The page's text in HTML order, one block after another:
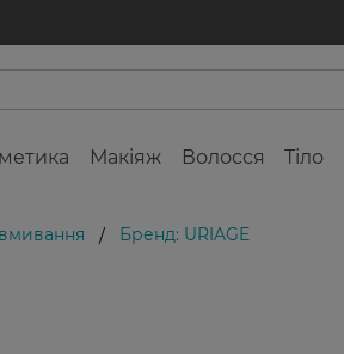
Макіяж Волосся Тіло
/ Бренд: URIAGE